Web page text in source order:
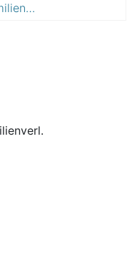
Ottokar : das Magdeburger Familienmagazin